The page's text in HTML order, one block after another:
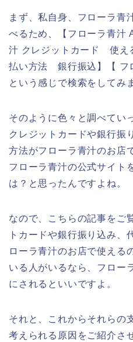
まず、私自身、フローラ青
べるため、【フローラ青汁
汁 クレジットカード 使え
払い方法 銀行振込】【 フ
という感じで検索をしてみ
そのように色々と調べてい
クレジットカードや銀行振
方法がフローラ青汁のお店
フローラ青汁の公式サイト
は？と思ったんですよね。
なので、こちらの記事をご
トカードや銀行振り込み、
ローラ青汁のお店で使える
いる人がいるなら、フロー
にされるといいですよ。
それと、これからそれらの
考えられる原因をご紹介さ